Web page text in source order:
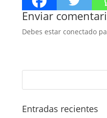
Enviar
Debes estar conectado
Entradas recientes